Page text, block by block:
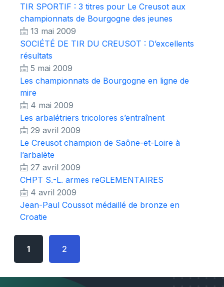
TIR SPORTIF : 3 titres pour Le Creusot aux
championnats de Bourgogne des jeunes
13 mai 2009
SOCIÉTÉ DE TIR DU CREUSOT : D’excellents
résultats
5 mai 2009
Les championnats de Bourgogne en ligne de
mire
4 mai 2009
Les arbalétriers tricolores s’entraînent
29 avril 2009
Le Creusot champion de Saône-et-Loire à
l’arbalète
27 avril 2009
CHPT S.-L. armes reGLEMENTAIRES
4 avril 2009
Jean-Paul Coussot médaillé de bronze en
Croatie
1 2